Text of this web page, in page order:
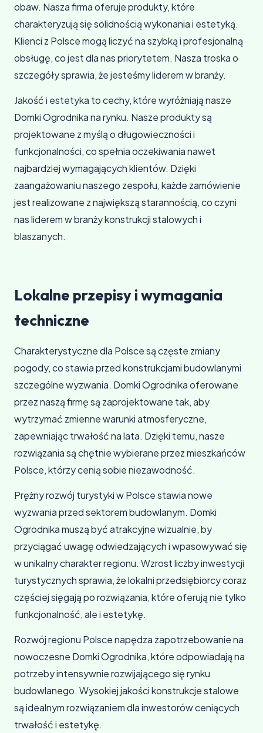
obaw. Nasza firma oferuje produkty, które
charakteryzują się solidnością wykonania i estetyką.
Klienci z Polsce mogą liczyć na szybką i profesjonalną
obsługę, co jest dla nas priorytetem. Nasza troska o
szczegóły sprawia, że jesteśmy liderem w branży.
Jakość i estetyka to cechy, które wyróżniają nasze
Domki Ogrodnika na rynku. Nasze produkty są
projektowane z myślą o długowieczności i
funkcjonalności, co spełnia oczekiwania nawet
najbardziej wymagających klientów. Dzięki
zaangażowaniu naszego zespołu, każde zamówienie
jest realizowane z największą starannością, co czyni
nas liderem w branży konstrukcji stalowych i
blaszanych.
Lokalne przepisy i wymagania
techniczne
Charakterystyczne dla Polsce są częste zmiany
pogody, co stawia przed konstrukcjami budowlanymi
szczególne wyzwania. Domki Ogrodnika oferowane
przez naszą firmę są zaprojektowane tak, aby
wytrzymać zmienne warunki atmosferyczne,
zapewniając trwałość na lata. Dzięki temu, nasze
rozwiązania są chętnie wybierane przez mieszkańców
Polsce, którzy cenią sobie niezawodność.
Prężny rozwój turystyki w Polsce stawia nowe
wyzwania przed sektorem budowlanym. Domki
Ogrodnika muszą być atrakcyjne wizualnie, by
przyciągać uwagę odwiedzających i wpasowywać się
w unikalny charakter regionu. Wzrost liczby inwestycji
turystycznych sprawia, że lokalni przedsiębiorcy coraz
częściej sięgają po rozwiązania, które oferują nie tylko
funkcjonalność, ale i estetykę.
Rozwój regionu Polsce napędza zapotrzebowanie na
nowoczesne Domki Ogrodnika, które odpowiadają na
potrzeby intensywnie rozwijającego się rynku
budowlanego. Wysokiej jakości konstrukcje stalowe
są idealnym rozwiązaniem dla inwestorów ceniących
trwałość i estetykę.